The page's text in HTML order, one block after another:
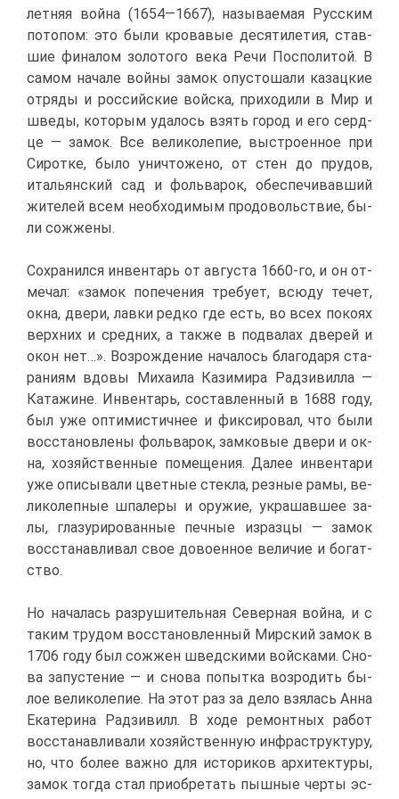
лет­няя вой­на (1654—1667), на­зы­ва­е­мая Рус­ским
по­то­пом: это бы­ли кро­ва­вые де­ся­ти­ле­тия, став­
шие фи­на­лом зо­ло­то­го ве­ка Ре­чи Поспо­ли­той. В
са­мом на­ча­ле вой­ны за­мок опу­сто­ша­ли ка­зац­кие
от­ря­ды и рос­сий­ские вой­ска, при­хо­ди­ли в Мир и
шве­ды, ко­то­рым уда­лось взять го­род и его серд­
це — за­мок. Все ве­ли­ко­ле­пие, вы­стро­ен­ное при
Си­рот­ке, бы­ло уни­что­же­но, от стен до пру­дов,
ита­льян­ский сад и фоль­ва­рок, обес­пе­чи­вав­ший
жи­те­лей всем необ­хо­ди­мым про­до­воль­ствие, бы­
ли со­жже­ны.
Со­хра­нил­ся ин­вен­тарь от ав­гу­ста 1660-го, и он от­
ме­чал: «за­мок по­пе­че­ния тре­бу­ет, всю­ду те­чет,
ок­на, две­ри, лав­ки ред­ко где есть, во всех по­ко­ях
верх­них и сред­них, а та­к­же в под­ва­лах две­рей и
окон нет…». Воз­рож­де­ние на­ча­лось бла­го­да­ря ста­
ра­ни­ям вдо­вы Ми­ха­и­ла Ка­зи­ми­ра Рад­зи­вил­ла —
Ка­та­жине. Ин­вен­тарь, со­став­лен­ный в 1688 го­ду,
был уже оп­ти­ми­стич­нее и фик­си­ро­вал, что бы­ли
вос­ста­нов­ле­ны фоль­ва­рок, зам­ко­вые две­ри и ок­
на, хо­зяй­ствен­ные по­ме­ще­ния. Да­лее ин­вен­та­ри
уже опи­сы­ва­ли цвет­ные стек­ла, рез­ные ра­мы, ве­
ли­ко­леп­ные шпа­ле­ры и ору­жие, укра­шав­шее за­
лы, гла­зу­ри­ро­ван­ные печ­ные из­раз­цы — за­мок
вос­ста­нав­ли­вал свое до­во­ен­ное ве­ли­чие и бо­гат­
ство.
Но на­ча­лась раз­ру­ши­тель­ная Се­вер­ная вой­на, и с
та­ким тру­дом вос­ста­нов­лен­ный Мир­ский за­мок в
1706 го­ду был со­жжен швед­ски­ми вой­ска­ми. Сно­
ва за­пу­сте­ние — и сно­ва по­пыт­ка воз­ро­дить бы­
лое ве­ли­ко­ле­пие. На этот раз за де­ло взя­лась Ан­на
Ека­те­ри­на Рад­зи­вилл. В хо­де ре­монт­ных ра­бот
вос­ста­нав­ли­ва­ли хо­зяй­ствен­ную ин­фра­струк­ту­ру,
но, что бо­лее важ­но для ис­то­ри­ков ар­хи­тек­ту­ры,
за­мок то­гда стал при­об­ре­тать пыш­ные чер­ты эс­